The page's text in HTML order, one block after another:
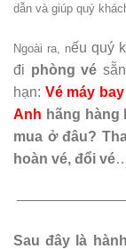
dẫn và giúp quý
Ngoài ra, nếu quý
đi phòng vé
hạn: Vé máy
Anh hãng hàng
mua ở đâu?
hoàn vé, đổi vé
Sau đây là